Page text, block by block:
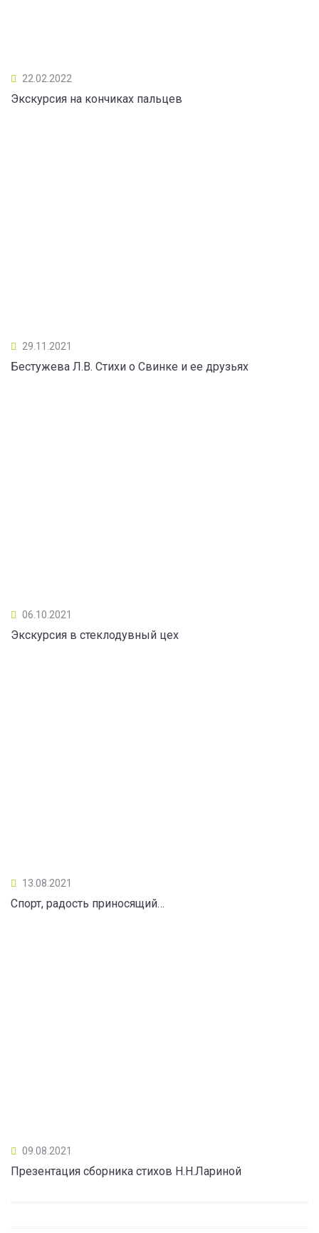
22.02.2022
Экскурсия на кончиках пальцев
29.11.2021
Бестужева Л.В. Стихи о Свинке и ее друзьях
06.10.2021
Экскурсия в стеклодувный цех
13.08.2021
Спорт, радость приносящий…
09.08.2021
Презентация сборника стихов Н.Н.Лариной